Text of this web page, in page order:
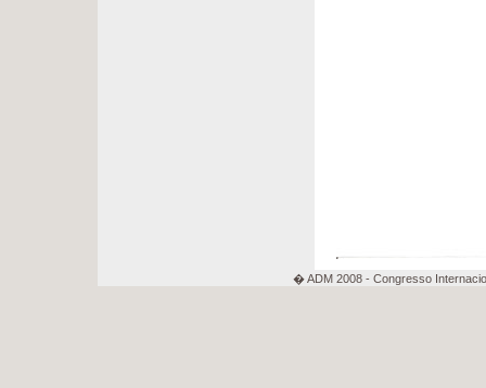
� ADM 2008 - Congresso